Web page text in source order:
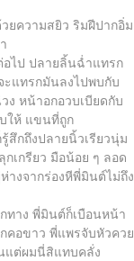
ยความสยิว ริมฝีปากอิ่ม
ไป ปลายลิ้นฉ่ำแทรก
ะแทรกมันลงไปพบกับ
ง หน้าอกอวบเบียดกับ
ให้ แขนที่ถูก
สึกถึงปลายนิ้วเรียวนุ่ม
เกรียว มือน้อย ๆ ลอด
างจากร่องหีพี่มินต์ไม่ถึง
ทาง พี่มินต์ก็เบือนหน้า
คอขาว พี่แพรจับหัวควย
แต่ผมนี่สิแทบคลั่ง